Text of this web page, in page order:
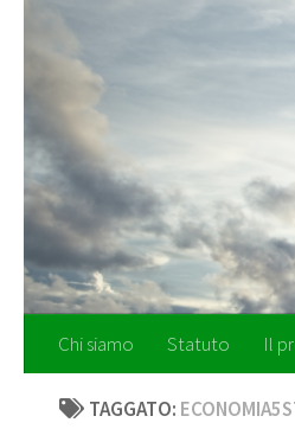
Salta al contenuto
Chi siamo Statuto Il
TAGGATO: